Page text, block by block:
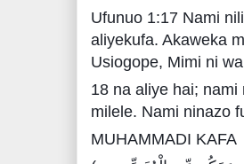
Ufunuo 1:17 Nami
aliyekufa. Akaweka
Usiogope, Mimi ni
18 na aliye hai;
milele. Nami ninazo
MUHAMMADI KAFA